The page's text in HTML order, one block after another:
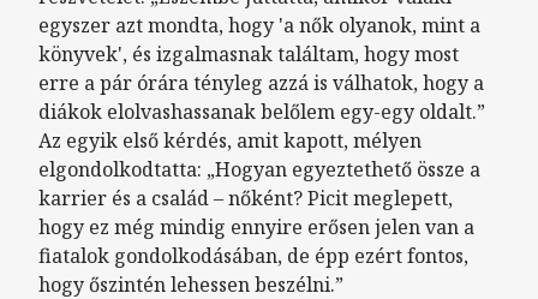
egyszer azt mondta, hogy 'a nők olyanok, mint a
könyvek', és izgalmasnak találtam, hogy most
erre a pár órára tényleg azzá is válhatok, hogy a
diákok elolvashassanak belőlem egy-egy oldalt.”
Az egyik első kérdés, amit kapott, mélyen
elgondolkodtatta: „Hogyan egyeztethető össze a
karrier és a család – nőként? Picit meglepett,
hogy ez még mindig ennyire erősen jelen van a
fiatalok gondolkodásában, de épp ezért fontos,
hogy őszintén lehessen beszélni.”